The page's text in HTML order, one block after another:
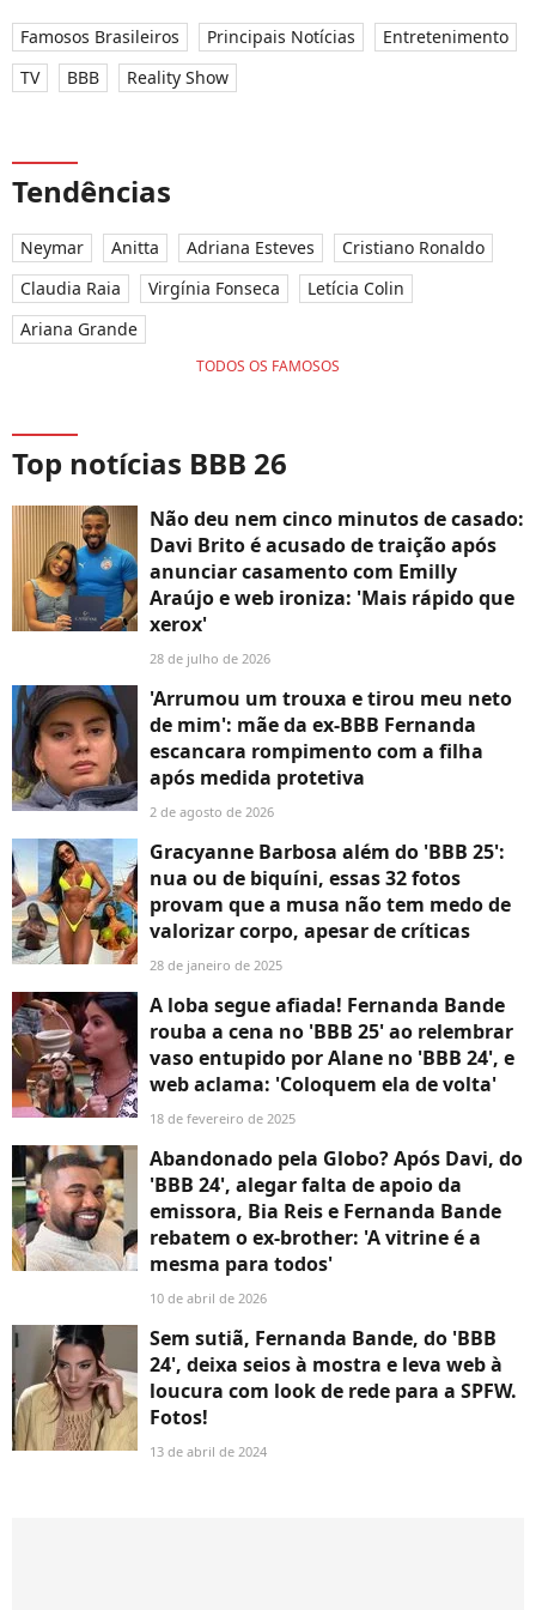
Famosos Brasileiros Principais Notícias
Entretenimento
TV
BBB Reality Show
Tendências
Neymar Anitta Adriana Esteves
Cristiano Ronaldo
Claudia Raia
Virgínia Fonseca
Letícia Colin
Ariana Grande
TODOS OS FAMOSOS
Top notícias BBB 26
Não deu nem cinco minutos de casado:
Davi Brito é acusado de traição após
anunciar casamento com Emilly
Araújo e web ironiza: 'Mais rápido que
xerox'
28 de julho de 2026
'Arrumou um trouxa e tirou meu neto
de mim': mãe da ex-BBB Fernanda
escancara rompimento com a filha
após medida protetiva
2 de agosto de 2026
Gracyanne Barbosa além do 'BBB 25':
nua ou de biquíni, essas 32 fotos
provam que a musa não tem medo de
valorizar corpo, apesar de críticas
28 de janeiro de 2025
A loba segue afiada! Fernanda Bande
rouba a cena no 'BBB 25' ao relembrar
vaso entupido por Alane no 'BBB 24', e
web aclama: 'Coloquem ela de volta'
18 de fevereiro de 2025
Abandonado pela Globo? Após Davi, do
'BBB 24', alegar falta de apoio da
emissora, Bia Reis e Fernanda Bande
rebatem o ex-brother: 'A vitrine é a
mesma para todos'
10 de abril de 2026
Sem sutiã, Fernanda Bande, do 'BBB
24', deixa seios à mostra e leva web à
loucura com look de rede para a SPFW.
Fotos!
13 de abril de 2024